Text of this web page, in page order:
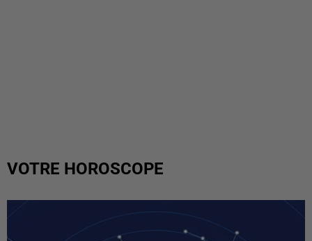
VOTRE HOROSCOPE